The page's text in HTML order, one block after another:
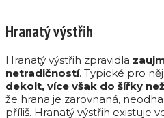
Hranatý výstřih
Hranatý výstřih zpravidla
netradičností. Typické pro
dekolt, více však do šířky
že hrana je zarovnaná,
příliš. Hranatý výstřih existuje